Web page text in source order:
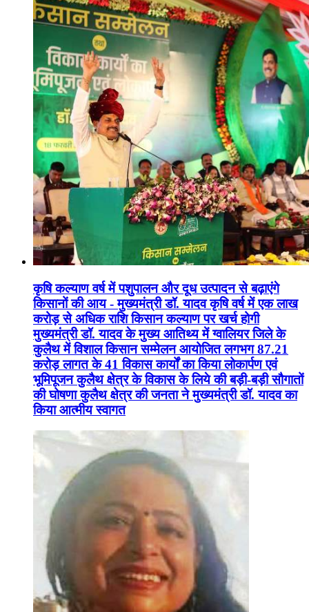
कृषि कल्याण वर्ष में पशुपालन और दूध उत्पादन से बढ़ाएंगे
किसानों की आय - मुख्यमंत्री डॉ. यादव कृषि वर्ष में एक लाख
करोड़ से अधिक राशि किसान कल्याण पर खर्च होगी
मुख्यमंत्री डॉ. यादव के मुख्य आतिथ्य में ग्वालियर जिले के
कुलैथ में विशाल किसान सम्मेलन आयोजित लगभग 87.21
करोड़ लागत के 41 विकास कार्यों का किया लोकार्पण एवं
भूमिपूजन कुलैथ क्षेत्र के विकास के लिये की बड़ी-बड़ी सौगातों
की घोषणा कुलैथ क्षेत्र की जनता ने मुख्यमंत्री डॉ. यादव का
किया आत्मीय स्वागत